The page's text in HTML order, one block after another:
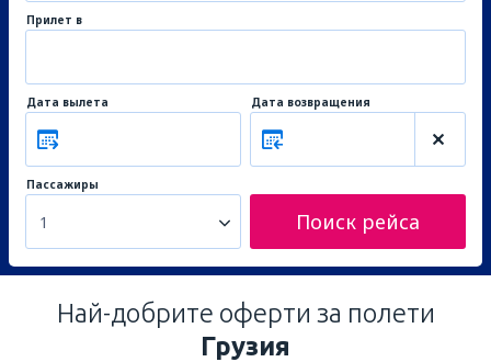
Прилет в
Дата вылета Дата возвращения
Пассажиры
1 Поиск рейса
Най-добрите оферти за полети
Грузия